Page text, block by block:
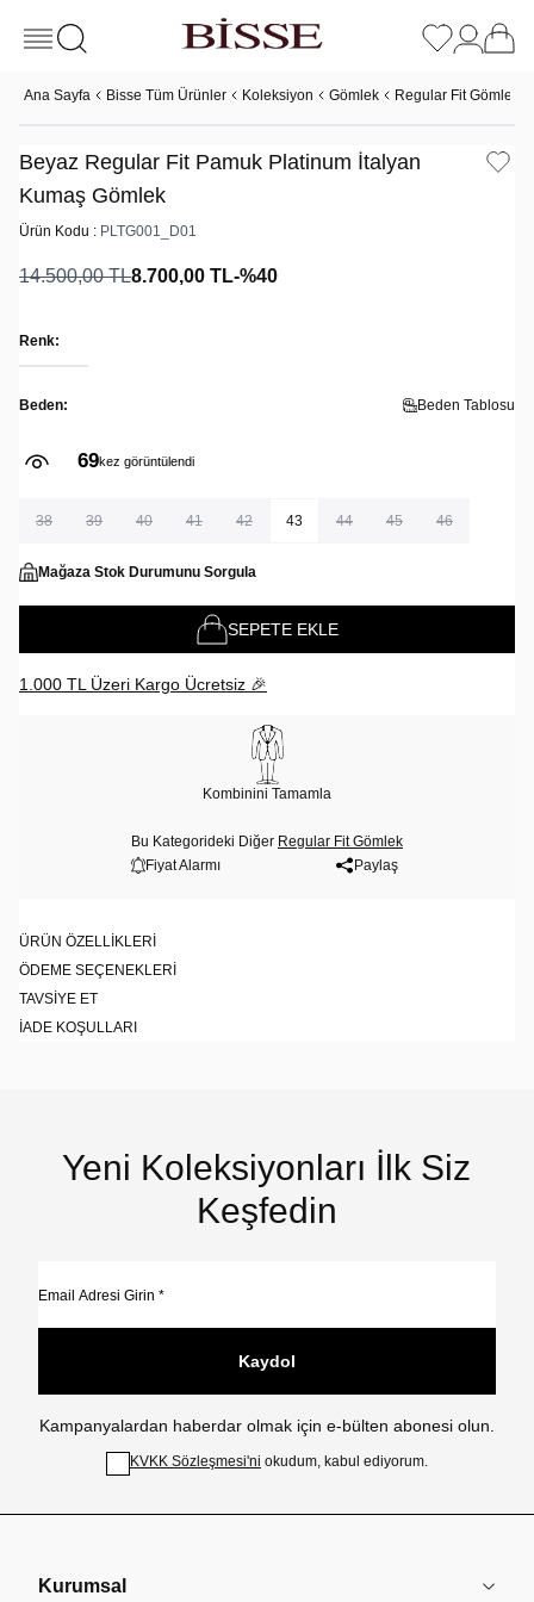
Ana Sayfa Bisse Tüm Ürünler Koleksiyon Gömlek Regular Fit Gömlek
Beyaz Regular Fit Pamuk Platinum İtalyan
Kumaş Gömlek
Ürün Kodu : PLTG001_D01
14.500,00TL8.700,00 TL-%40
Renk:
Beden: Beden Tablosu
69kez görüntülendi
38 39 40 41 42 43 44 45 46
Mağaza Stok Durumunu Sorgula
SEPETE EKLE
1.000 TL Üzeri Kargo Ücretsiz 🎉
Kombinini Tamamla
Bu Kategorideki Diğer Regular Fit Gömlek
Fiyat Alarmı
Paylaş
ÜRÜN ÖZELLIKLERI
ÖDEME SEÇENEKLERI
TAVSIYE ET
İADE KOŞULLARI
Yeni Koleksiyonları İlk Siz
Keşfedin
Kaydol
Kampanyalardan haberdar olmak için e-bülten abonesi olun.
KVKK Sözleşmesi'ni okudum, kabul ediyorum.
Kurumsal